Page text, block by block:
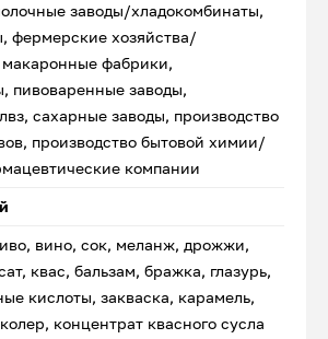
заводы/хладокомбинаты,
фермерские хозяйства/
фабрики,
пивоваренные заводы,
сахарные заводы, производство
производство бытовой химии/
компании
вино, сок, меланж, дрожжи,
квас, бальзам, бражка, глазурь,
кислоты, закваска, карамель,
концентрат квасного сусла